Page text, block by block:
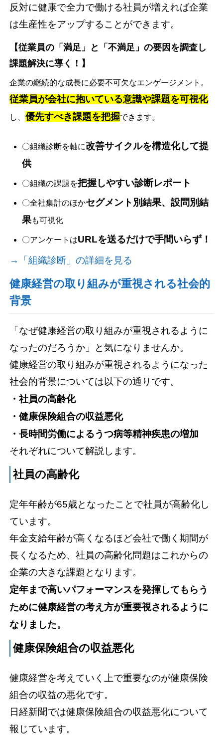
反対に健康で全力で働ける社員が増えれば企業
は生産性をアップすることができます。
【従業員の「満足」と「不満足」の要因を調査し
課題解決に導く！】
企業の継続的な成長に必要不可欠なエンゲージメント。
従業員が会社に抱いている意識や課題を可視化
し、優先すべき課題を把握できます。
〇組織診断を軸に改善サイクルを構造化して提
供
〇組織の課題を把握しやすい診断レポート
〇全社集計のほかセグメント別結果、設問別結
果も可視化
〇アンケートはURLを送るだけで手間いらず！
→「組織診断」の詳細を見る
健康経営の取り組みが重視される社会的
背景
「なぜ健康経営の取り組みが重視されるように
なったのだろうか」と気になりませんか。
健康経営の取り組みが重視されるようになった
社会的背景については以下の通りです。
・社員の高齢化
・健康保険組合の収益悪化
・長時間労働によるうつ病等精神疾患の増加
それぞれについて解説します。
社員の高齢化
定年年齢が65歳となったことで社員が高齢化し
ています。
年金支給年齢が高くなるほど会社で働く期間が
長くなるため、社員の高齢化問題はこれからの
企業の大きな課題となります。
定年まで高いパフォーマンスを発揮してもらう
ために健康経営の考え方が重要視されるように
なりました。
健康保険組合の収益悪化
健康経営を考えていく上で重要なのが健康保険
組合の収益の悪化です。
日経新聞では健康保険組合の収益悪化について
報じています。